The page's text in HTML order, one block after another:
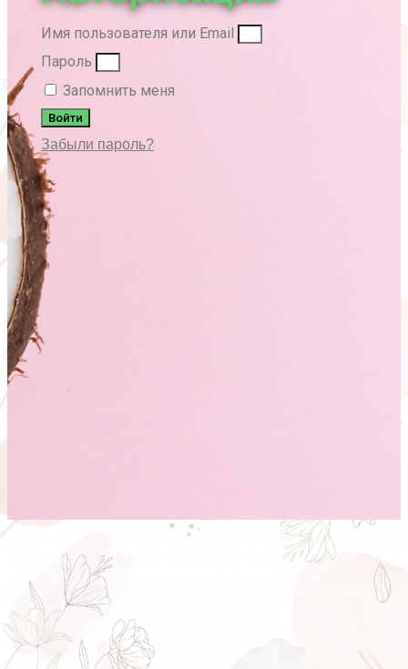
Имя пользователя или Email
Пароль
Запомнить меня
Войти
Забыли пароль?